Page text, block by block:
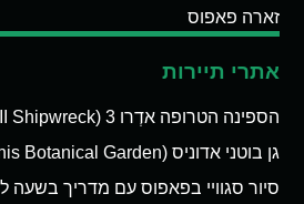
זארה פאפוס
אתרי תיירות
הספינה הטרופה אדְרו 3 (Edro III Shipwreck) בפאפוס
גן בוטני אדוניס (Adonis Botanical Garden) בפאפוס